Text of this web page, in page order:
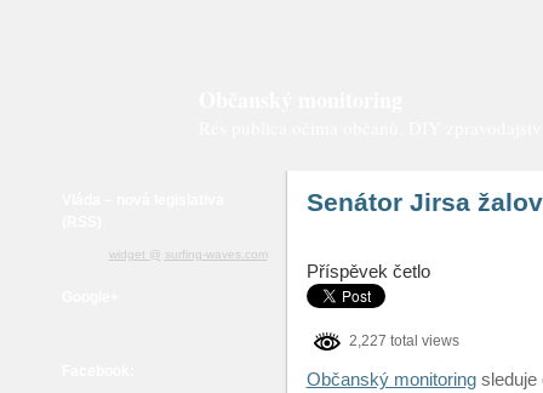
widget @ surfing-waves.com
Senátor Jirsa
Příspěvek četlo
2,227 total views
Občanský monitoringsleduje